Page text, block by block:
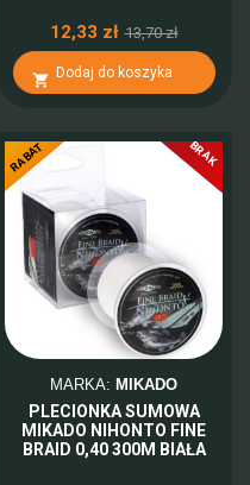
12,33 zł 13,70 zł
 Dodaj do koszyka
-10%
RABAT BRAK
MARKA: MIKADO
PLECIONKA SUMOWA
MIKADO NIHONTO FINE
BRAID 0,40 300M BIAŁA